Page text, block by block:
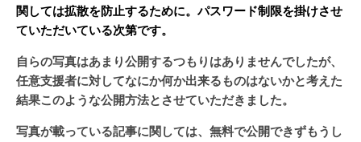
関しては拡散を防止するために。パスワード制限を掛けさせ
ていただいている次第です。
自らの写真はあまり公開するつもりはありませんでしたが、
任意支援者に対してなにか何か出来るものはないかと考えた
結果このような公開方法とさせていただきました。
写真が載っている記事に関しては、無料で公開できずもうし